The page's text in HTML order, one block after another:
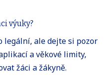
ve výuce
(ZŠ)
výuky?
legální, ale dejte si pozor
a věkové limity,
žáci a žákyně.